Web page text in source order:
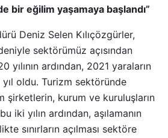
bir eğilim yaşamaya başlandı”
Deniz Selen Kılıçözgürler,
sektörümüz açısından
yılının ardından, 2021 yaraların
yıl oldu. Turizm sektöründe
şirketlerin, kurum ve kuruluşların
iki yılın ardından, aşılamanın
sınırların açılması sektöre